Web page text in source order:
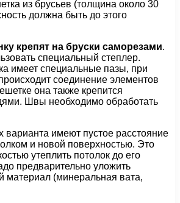
из брусьев (толщина около 30
должна быть до этого
крепят на бруски саморезами.
специальный степлер.
имеет специальные пазы, при
соединение элементов
она также крепится
Швы необходимо обработать
имеют пустое расстояние
и новой поверхностью. Это
утеплить потолок до его
предварительно уложить
материал (минеральная вата,